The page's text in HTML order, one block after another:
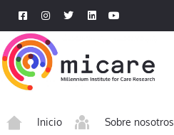
Inicio Sobre nosotros